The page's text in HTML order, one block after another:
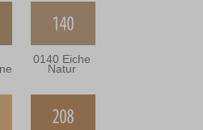
0140 Eiche
Natur